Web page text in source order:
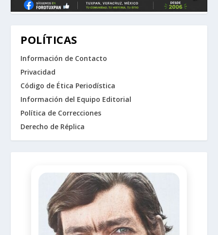
POLÍTICAS
Información de Contacto
Privacidad
Código de Ética Periodística
Información del Equipo Editorial
Política de Correcciones
Derecho de Réplica